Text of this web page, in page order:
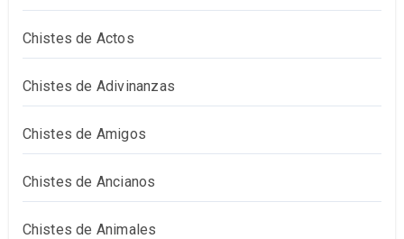
Chistes de Actos
Chistes de Adivinanzas
Chistes de Amigos
Chistes de Ancianos
Chistes de Animales